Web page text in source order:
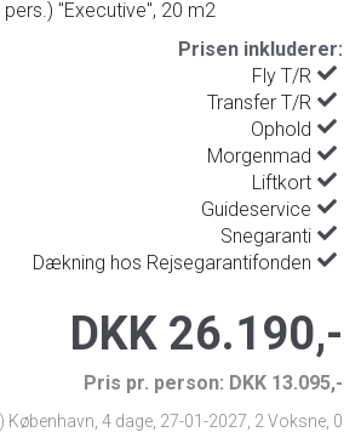
"Executive", 20 m2
DKK 26.190,-
Pris pr. person: DKK 13.095,-
København 4 dage 27-01-2027 2 Voksne, 0
Prisen inkluderer:
Fly T/R
Transfer T/R
Ophold
Morgenmad
Liftkort
Guideservice
Snegaranti
Dækning hos Rejsegarantifonden